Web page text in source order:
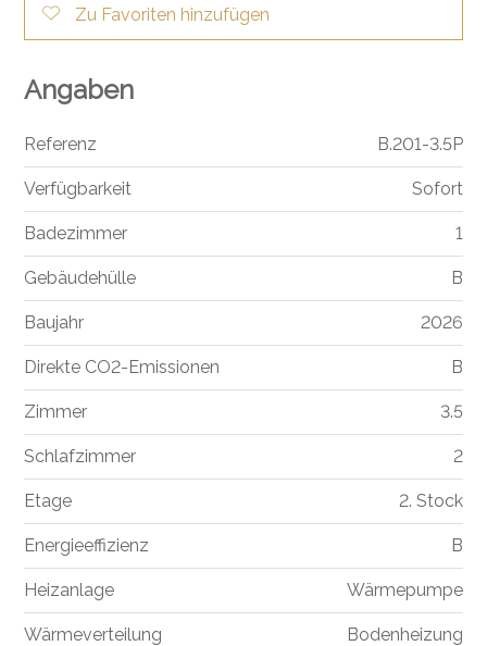
Zu Favoriten hinzufügen
Angaben
Referenz B.201-3.5P
Verfügbarkeit Sofort
Badezimmer 1
Gebäudehülle B
Baujahr 2026
Direkte CO2-Emissionen B
Zimmer 3.5
Schlafzimmer 2
Etage 2. Stock
Energieeffizienz B
Heizanlage Wärmepumpe
Wärmeverteilung Bodenheizung